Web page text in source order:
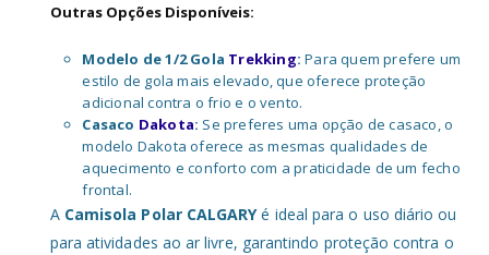
Outras Opções Disponíveis:
Modelo de 1/2 Gola Trekking: Para quem prefere um
estilo de gola mais elevado, que oferece proteção
adicional contra o frio e o vento.
Casaco Dakota: Se preferes uma opção de casaco, o
modelo Dakota oferece as mesmas qualidades de
aquecimento e conforto com a praticidade de um fecho
frontal.
A Camisola Polar CALGARYé ideal para o uso diário ou
para atividades ao ar livre, garantindo proteção contra o